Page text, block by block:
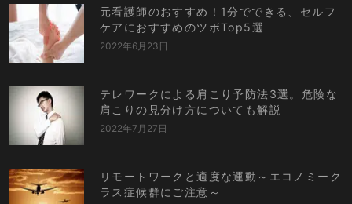
元看護師のおすすめ！1分でできる、セルフ
ケアにおすすめのツボTop5選
2022年6月23日
テレワークによる肩こり予防法3選。危険な
肩こりの見分け方についても解説
2022年7月27日
リモートワークと適度な運動～エコノミーク
ラス症候群にご注意～